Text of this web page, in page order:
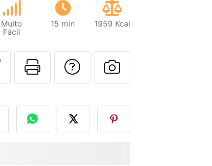
Muito
Fácil
15 min 1959 Kcal
Enviar esta receita a um
Imprima esta página
Falar com o
Fez esta